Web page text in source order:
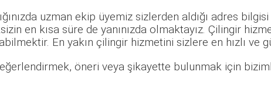
uzman ekip üyemiz sizlerden aldığı adres
en kısa süre de yanınızda olmaktayız. Çilingir
En yakın çilingir hizmetini sizlere en hızlı ve
öneri veya şikayette bulunmak için